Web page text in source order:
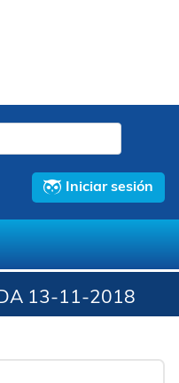
Iniciar sesión
13-11-2018